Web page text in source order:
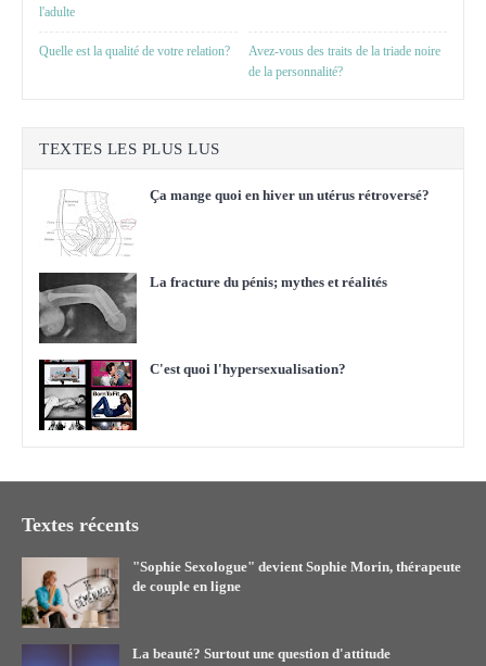
l'adulte
Quelle est la qualité de votre relation?
Avez-vous des traits de la triade noire
de la personnalité?
TEXTES LES PLUS LUS
Ça mange quoi en hiver un utérus rétroversé?
La fracture du pénis; mythes et réalités
C'est quoi l'hypersexualisation?
Textes récents
"Sophie Sexologue" devient Sophie Morin, thérapeute
de couple en ligne
La beauté? Surtout une question d'attitude